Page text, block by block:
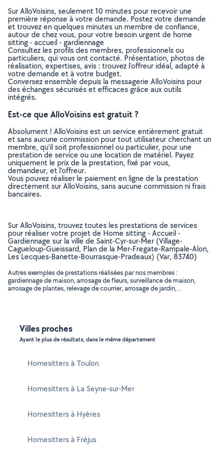
Sur AlloVoisins, seulement 10 minutes pour recevoir une
première réponse à votre demande. Postez votre demande
et trouvez en quelques minutes un membre de confiance,
autour de chez vous, pour votre besoin urgent de home
sitting - accueil - gardiennage
Consultez les profils des membres, professionnels ou
particuliers, qui vous ont contacté. Présentation, photos de
réalisation, expertises, avis : trouvez l'offreur idéal, adapté à
votre demande et à votre budget.
Conversez ensemble depuis la messagerie AlloVoisins pour
des échanges sécurisés et efficaces grâce aux outils
intégrés.
Est-ce que AlloVoisins est gratuit ?
Absolument ! AlloVoisins est un service entièrement gratuit
et sans aucune commission pour tout utilisateur cherchant un
membre, qu’il soit professionnel ou particulier, pour une
prestation de service ou une location de matériel. Payez
uniquement le prix de la prestation, fixé par vous,
demandeur, et l’offreur.
Vous pouvez réaliser le paiement en ligne de la prestation
directement sur AlloVoisins, sans aucune commission ni frais
bancaires.
Sur AlloVoisins, trouvez toutes les prestations de services
pour réaliser votre projet de Home sitting - Accueil -
Gardiennage sur la ville de Saint-Cyr-sur-Mer (Village-
Cagueloup-Gueissard, Plan de la Mer-Fregate-Rampale-Alon,
Les Lecques-Banette-Bourrasque-Pradeaux) (Var, 83740)
Autres exemples de prestations réalisées par nos membres :
gardiennage de maison, arrosage de fleurs, surveillance de maison,
arrosage de plantes, relevage de courrier, arrosage de jardin, ..
Villes proches
Ayant le plus de résultats, dans le même département
Homesitters à Toulon
Homesitters à La Seyne-sur-Mer
Homesitters à Hyères
Homesitters à Fréjus